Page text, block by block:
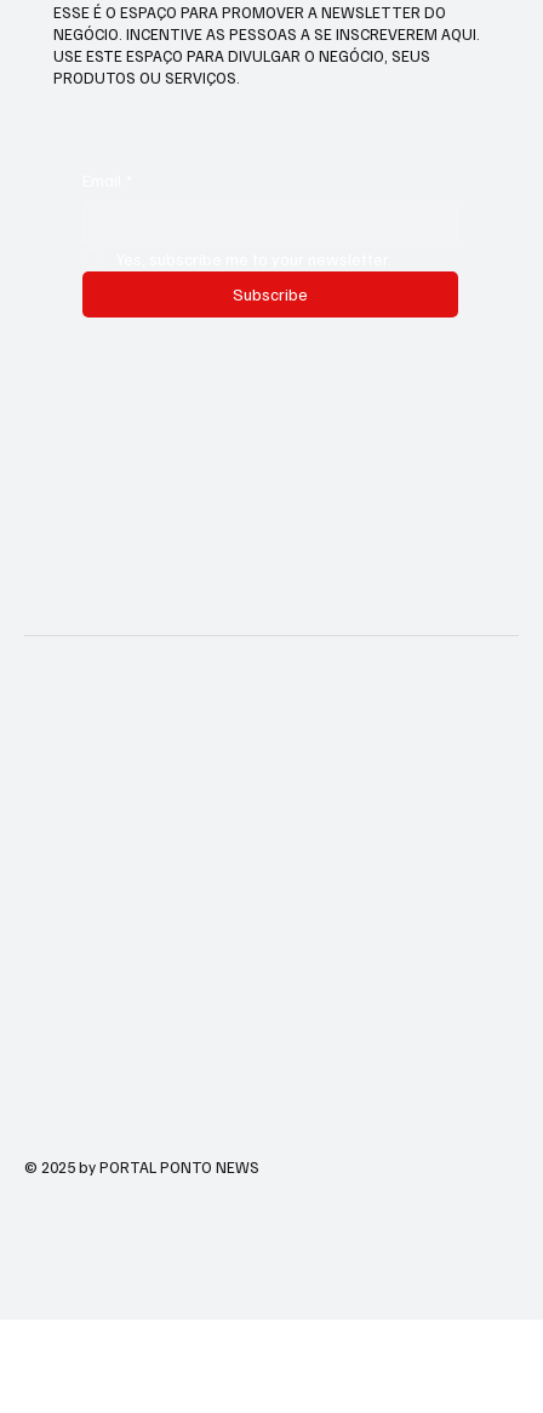
ESSE É O ESPAÇO PARA PROMOVER A NEWSLETTER DO
NEGÓCIO. INCENTIVE AS PESSOAS A SE INSCREVEREM AQUI.
USE ESTE ESPAÇO PARA DIVULGAR O NEGÓCIO, SEUS
PRODUTOS OU SERVIÇOS.
Subscribe
© 2025 by PORTAL PONTO NEWS